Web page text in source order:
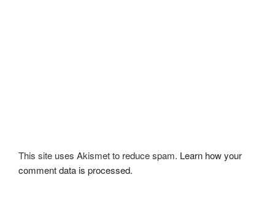
This site uses Akismet to reduce spam. Learn how your
comment data is processed.